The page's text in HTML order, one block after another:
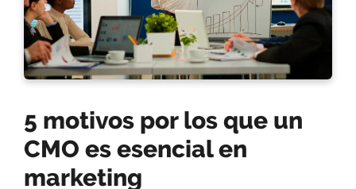
5 motivos por los que un
CMO es esencial en
marketing